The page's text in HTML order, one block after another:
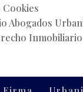
Cookies
Abogados
Inmobiliario